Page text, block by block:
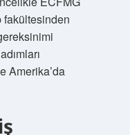
fakültesinden
Amerika’da